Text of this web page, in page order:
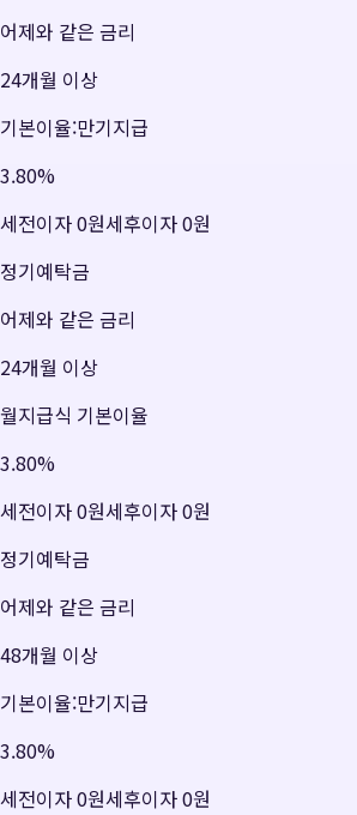
어제와 같은 금리
24개월 이상
기본이율:만기지급
3.80%
세전이자0원세후이자0원
정기예탁금
어제와 같은 금리
24개월 이상
월지급식 기본이율
3.80%
세전이자0원세후이자0원
정기예탁금
어제와 같은 금리
48개월 이상
기본이율:만기지급
3.80%
세전이자0원세후이자0원